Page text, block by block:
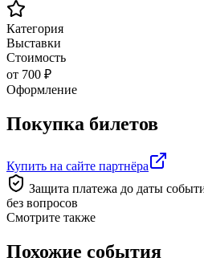
Категория
Выставки
Стоимость
от 700 ₽
Оформление
Покупка билетов
Купить на сайте партнёра
Защита платежа до даты
без вопросов
Смотрите также
Похожие события